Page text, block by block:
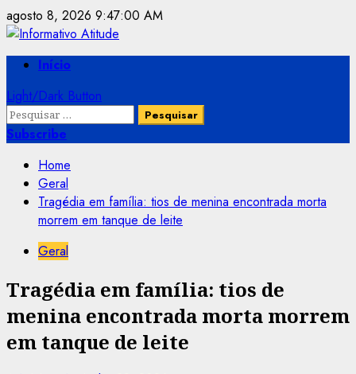
Skip
to
content
agosto 8, 2026 9:47:01 AM
PrimaryInício
Light/Dark Button
Pesquisar
por:
Subscribe
Home
Geral
Tragédia em família: tios de menina encontrada morta
morrem em tanque de leite
Geral
Tragédia em família: tios de
menina encontrada morta morrem
em tanque de leite